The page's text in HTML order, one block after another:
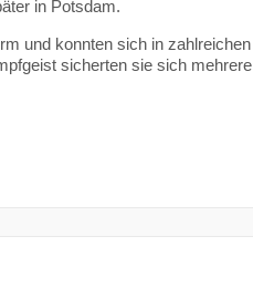
in Potsdam.
und konnten sich in zahlreichen
sicherten sie sich mehrere